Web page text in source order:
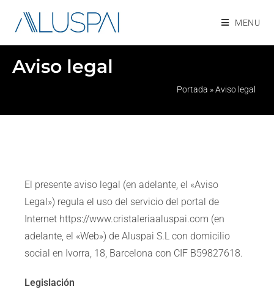
MENU
Aviso legal
Portada »Aviso legal
El presente aviso legal (en adelante, el «Aviso
Legal») regula el uso del servicio del portal de
Internet https://www.cristaleriaaluspai.com (en
adelante, el «Web») de Aluspai S.L con domicilio
social en Ivorra, 18, Barcelona con CIF B59827618.
Legislación